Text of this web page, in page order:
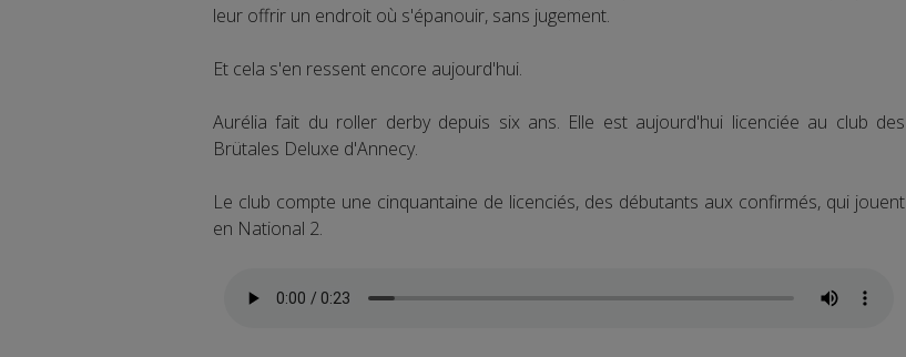
leur offrir un endroit où s'épanouir, sans jugement.
Et cela s'en ressent encore aujourd'hui.
Aurélia fait du roller derby depuis six ans. Elle est aujourd'hui licenciée au club des
Brütales Deluxe d'Annecy.
Le club compte une cinquantaine de licenciés, des débutants aux confirmés, qui jouent
en National 2.